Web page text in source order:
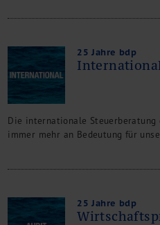
25 Jahre bdp
Die internationale Steuerberatung
immer mehr an Bedeutung für
25 Jahre bdp